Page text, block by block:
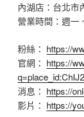
內湖店：台北市
營業時間：週一
粉絲： https://
官網： https://
消息： https://
影片： https://